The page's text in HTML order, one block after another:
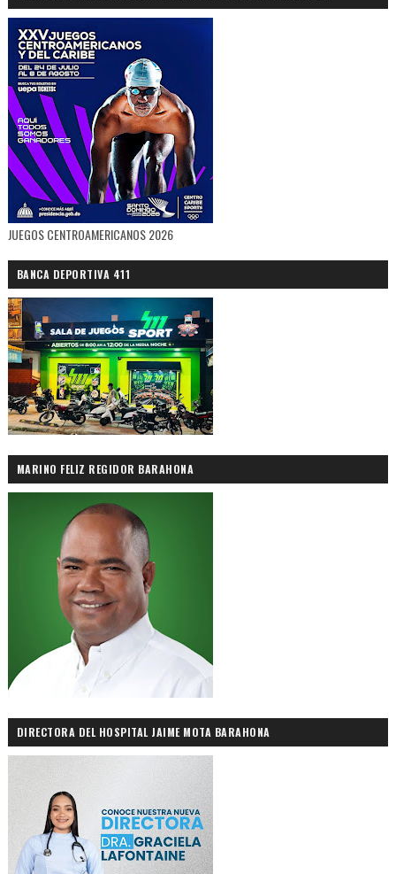
JUEGOS CENTROAMERICANOS 2026
BANCA DEPORTIVA 411
MARINO FELIZ REGIDOR BARAHONA
DIRECTORA DEL HOSPITAL JAIME MOTA BARAHONA